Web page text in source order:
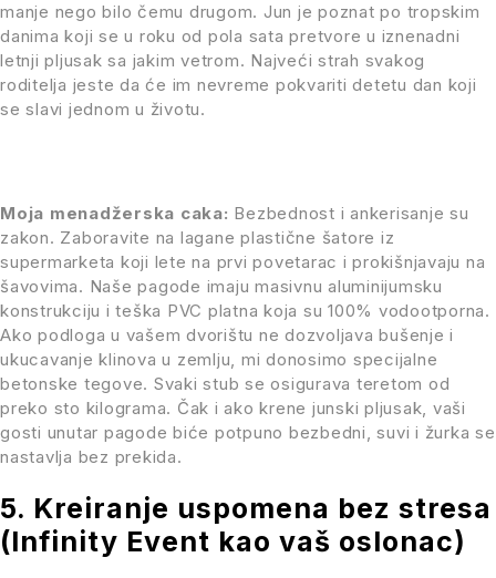
manje nego bilo čemu drugom. Jun je poznat po tropskim
danima koji se u roku od pola sata pretvore u iznenadni
letnji pljusak sa jakim vetrom. Najveći strah svakog
roditelja jeste da će im nevreme pokvariti detetu dan koji
se slavi jednom u životu.
Moja menadžerska caka: Bezbednost i ankerisanje su
zakon. Zaboravite na lagane plastične šatore iz
supermarketa koji lete na prvi povetarac i prokišnjavaju na
šavovima. Naše pagode imaju masivnu aluminijumsku
konstrukciju i teška PVC platna koja su 100% vodootporna.
Ako podloga u vašem dvorištu ne dozvoljava bušenje i
ukucavanje klinova u zemlju, mi donosimo specijalne
betonske tegove. Svaki stub se osigurava teretom od
preko sto kilograma. Čak i ako krene junski pljusak, vaši
gosti unutar pagode biće potpuno bezbedni, suvi i žurka se
nastavlja bez prekida.
5. Kreiranje uspomena bez stresa
(Infinity Event kao vaš oslonac)